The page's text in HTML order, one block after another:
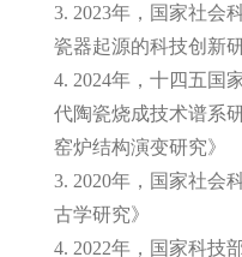
3. 2023年，国家社会
瓷器起源的科技创新研
4. 2024年，十四五国
代陶瓷烧成技术谱系
窑炉结构演变研究》
3. 2020年，国家社会
古学研究》
4. 2022年，国家科技